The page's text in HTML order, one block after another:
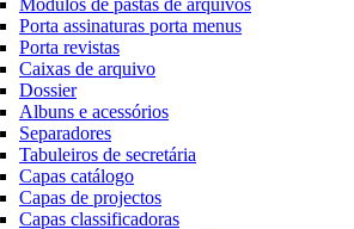
Modulos de pastas de arquivos
Porta assinaturas porta menus
Porta revistas
Caixas de arquivo
Dossier
Albuns e acessórios
Separadores
Tabuleiros de secretária
Capas catálogo
Capas de projectos
Capas classificadoras